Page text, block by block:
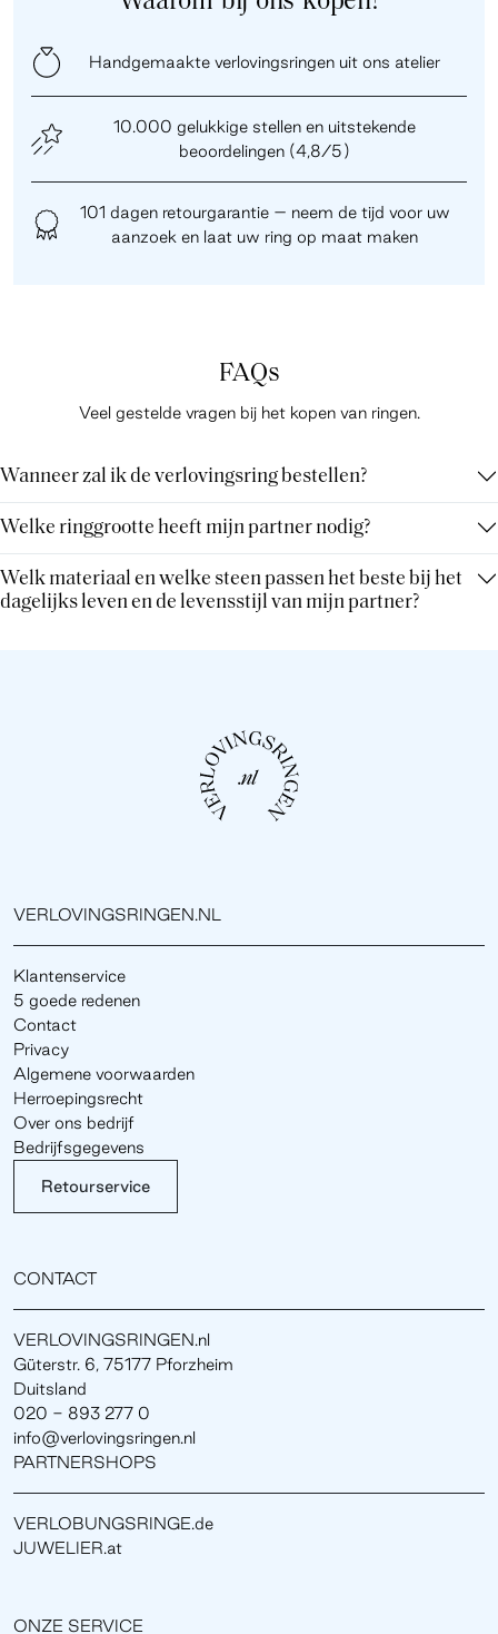
Handgemaakte verlovingsringen uit ons atelier
10.000 gelukkige stellen en uitstekende
beoordelingen (4,8/5)
101 dagen retourgarantie – neem de tijd voor uw
aanzoek en laat uw ring op maat maken
FAQs
Veel gestelde vragen bij het kopen van ringen.
Wanneer zal ik de verlovingsring bestellen?
Welke ringgrootte heeft mijn partner nodig?
Welk materiaal en welke steen passen het beste bij het
dagelijks leven en de levensstijl van mijn partner?
VERLOVINGSRINGEN.NL
Klantenservice
5 goede redenen
Contact
Privacy
Algemene voorwaarden
Herroepingsrecht
Over ons bedrijf
Bedrijfsgegevens
Retourservice
CONTACT
VERLOVINGSRINGEN.nl
Güterstr. 6, 75177 Pforzheim
Duitsland
020 - 893 277 0
info@verlovingsringen.nl
PARTNERSHOPS
VERLOBUNGSRINGE.de
JUWELIER.at
ONZE SERVICE